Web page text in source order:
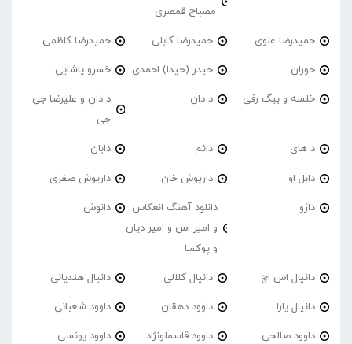
مصباح قمصری
حمیدرضا علوی حمیدرضا کابلی حمیدرضا کاظمی
حوران حیدر (حیدا) احمدی خسرو پاشایی
خلسه و بیگ رفی د دان
د دان و علیرضا جی
جی
د های دائم دابان
دابل او داریوش خان داریوش صفری
داژو
دانلود آهنگ انعکاس
و امیر اس و امیر دیان
و پوکسا
دانوش
دانیال اس اچ دانیال کلالی دانیال هندیانی
دانیال یارا داوود دهقان داوود شعبانی
داوود صالحی داوود قاسملونژاد داوود یونسی